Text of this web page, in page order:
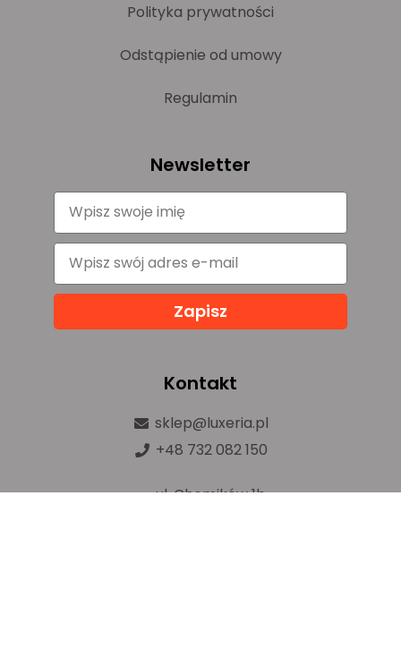
Polityka prywatności
Odstąpienie od umowy
Regulamin
Newsletter
Zapisz
Kontakt
sklep@luxeria.pl
+48 732 082 150
ul. Chemików 1b,